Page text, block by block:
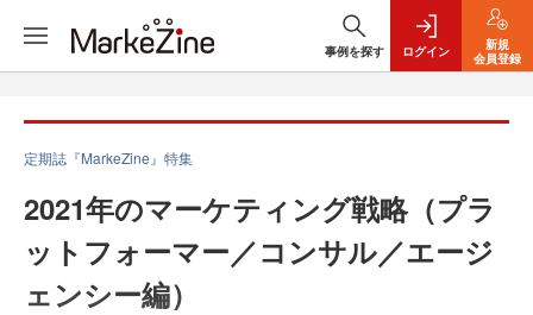
事例を探す ログイン
新規
会員登録
定期誌『MarkeZine』特集
2021年のマーケティング戦略（プラ
ットフォーマー／コンサル／エージ
ェンシー編）